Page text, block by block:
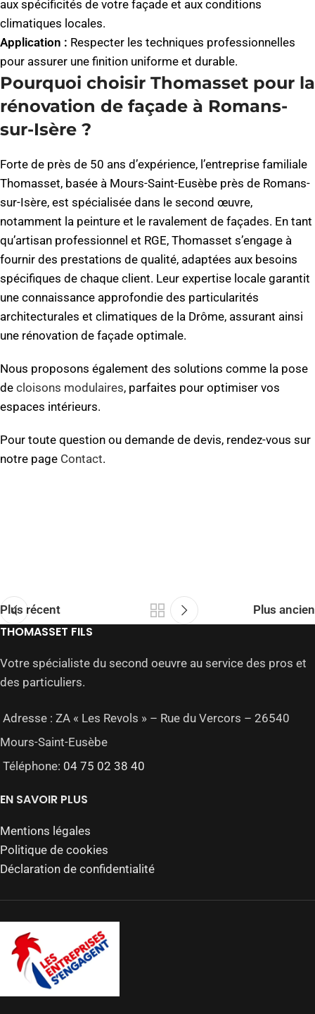
aux spécificités de votre façade et aux conditions
climatiques locales.
Application : Respecter les techniques professionnelles
pour assurer une finition uniforme et durable.
Pourquoi choisir Thomasset pour la
rénovation de façade à Romans-
sur-Isère ?
Forte de près de 50 ans d’expérience, l’entreprise familiale
Thomasset, basée à Mours-Saint-Eusèbe près de Romans-
sur-Isère, est spécialisée dans le second œuvre,
notamment la peinture et le ravalement de façades. En tant
qu’artisan professionnel et RGE, Thomasset s’engage à
fournir des prestations de qualité, adaptées aux besoins
spécifiques de chaque client. Leur expertise locale garantit
une connaissance approfondie des particularités
architecturales et climatiques de la Drôme, assurant ainsi
une rénovation de façade optimale.
Nous proposons également des solutions comme la pose
de cloisons modulaires, parfaites pour optimiser vos
espaces intérieurs.
Pour toute question ou demande de devis, rendez-vous sur
notre page Contact.
Plus récent Plus ancien
THOMASSET FILS
Votre spécialiste du second oeuvre au service des pros et
des particuliers.
Adresse : ZA « Les Revols » – Rue du Vercors – 26540
Mours-Saint-Eusèbe
Téléphone: 04 75 02 38 40
EN SAVOIR PLUS
Mentions légales
Politique de cookies
Déclaration de confidentialité